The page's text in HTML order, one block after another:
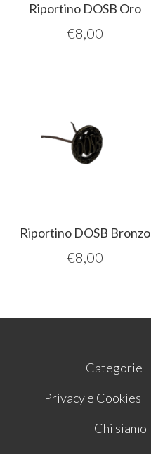
Riportino DOSB Oro
€8,00
Riportino DOSB Bronzo
€8,00
Categorie
Privacy e Cookies
Chi siamo